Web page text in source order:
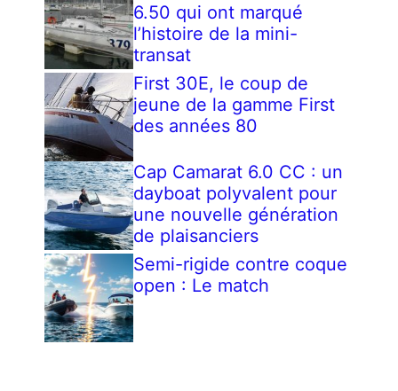
6.50 qui ont marqué
l’histoire de la mini-
transat
First 30E, le coup de
jeune de la gamme First
des années 80
Cap Camarat 6.0 CC : un
dayboat polyvalent pour
une nouvelle génération
de plaisanciers
Semi-rigide contre coque
open : Le match